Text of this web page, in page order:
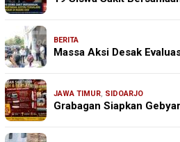
BERITA
Massa Aksi Desak
JAWA TIMUR, SIDOARJO
Grabagan Siapkan